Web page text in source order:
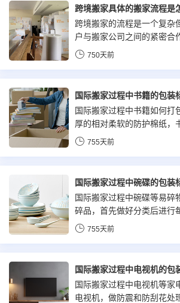
跨境搬家具体的搬家流程是
跨境搬家的流程是一个复杂
户与搬家公司之间的紧密合
誉良好的搬家公司并遵循上
750天前
国际搬家过程中书籍的包装
国际搬家过程中书籍如何打
厚的相对柔软的防护棉纸，
后放置到纸箱中，部分重要
755天前
国际搬家过程中碗碟的包装
国际搬家过程中碗碟等易碎
碎品，首先做好分类后进行
括但不限于，柔软的防护纸
755天前
国际搬家过程中电视机的包
国际搬家过程中电视机等家
电视机，做防震和防刮花处